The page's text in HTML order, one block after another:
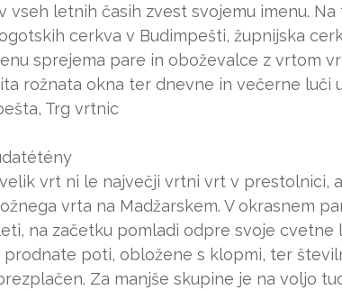
vseh letnih časih zvest svojemu imenu.
cerkva v Budimpešti, župnijska
sprejema pare in oboževalce z vrtom
rožnata okna ter dnevne in večerne luči
Trg vrtnic
vrt ni le največji vrtni vrt v prestolnici,
vrta na Madžarskem. V okrasnem
na začetku pomladi odpre svoje cvetne
prodnate poti, obložene s klopmi, ter
Za manjše skupine je na voljo